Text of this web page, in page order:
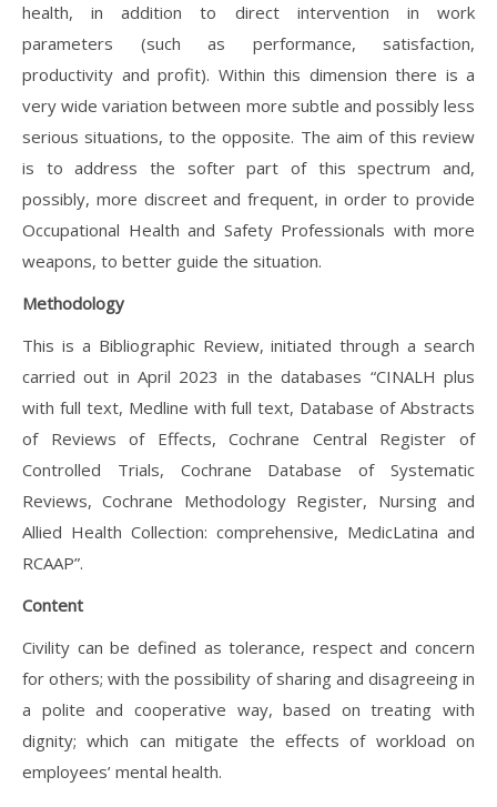
health, in addition to direct intervention in work
parameters (such as performance, satisfaction,
productivity and profit). Within this dimension there is a
very wide variation between more subtle and possibly less
serious situations, to the opposite. The aim of this review
is to address the softer part of this spectrum and,
possibly, more discreet and frequent, in order to provide
Occupational Health and Safety Professionals with more
weapons, to better guide the situation.
Methodology
This is a Bibliographic Review, initiated through a search
carried out in April 2023 in the databases “CINALH plus
with full text, Medline with full text, Database of Abstracts
of Reviews of Effects, Cochrane Central Register of
Controlled Trials, Cochrane Database of Systematic
Reviews, Cochrane Methodology Register, Nursing and
Allied Health Collection: comprehensive, MedicLatina and
RCAAP”.
Content
Civility can be defined as tolerance, respect and concern
for others; with the possibility of sharing and disagreeing in
a polite and cooperative way, based on treating with
dignity; which can mitigate the effects of workload on
employees’ mental health.